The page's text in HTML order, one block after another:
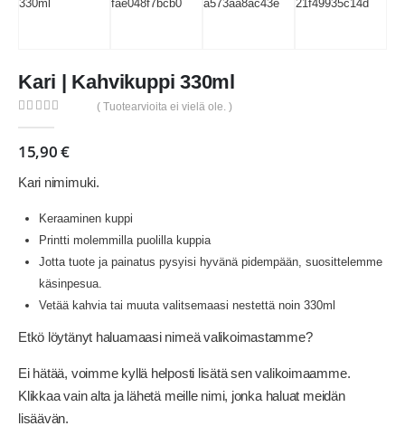
Kari | Kahvikuppi 330ml
( Tuotearvioita ei vielä ole. )
15,90€
Kari nimimuki.
Keraaminen kuppi
Printti molemmilla puolilla kuppia
Jotta tuote ja painatus pysyisi hyvänä pidempään, suosittelemme
käsinpesua.
Vetää kahvia tai muuta valitsemaasi nestettä noin 330ml
Etkö löytänyt haluamaasi nimeä valikoimastamme?
Ei hätää, voimme kyllä helposti lisätä sen valikoimaamme.
Klikkaa vain alta ja lähetä meille nimi, jonka haluat meidän
lisäävän.